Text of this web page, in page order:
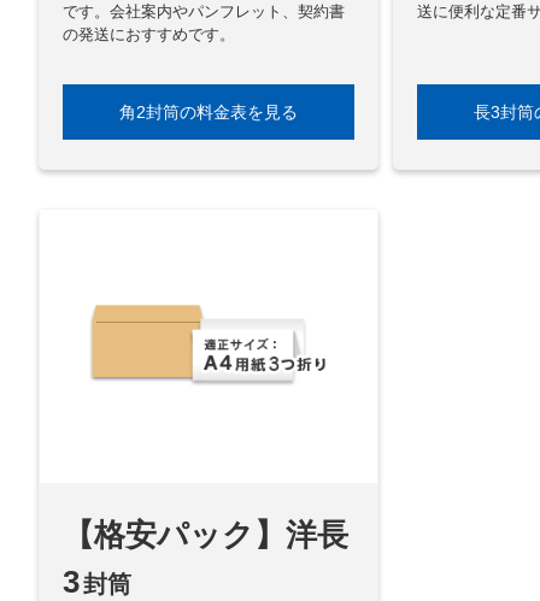
です。会社案内やパンフレット、契約書
の発送におすすめです。
角2封筒の料金表を見る
送に便利な定番
長3封筒
【格安パック】洋長
3封筒